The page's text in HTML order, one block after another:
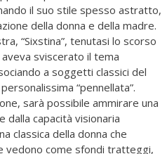
il suo stile spesso astratto,
della donna e della madre.
“Sixstina”, tenutasi lo scorso
sviscerato il tema
a soggetti classici del
“pennellata”.
sarà possibile ammirare una
dalla capacità visionaria
classica della donna che
vedono come sfondi tratteggi,